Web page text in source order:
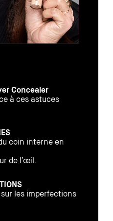
Concealer
à ces astuces
coin interne en
de l’œil.
les imperfections